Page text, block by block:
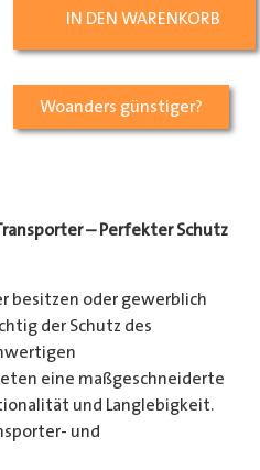
IN DEN WARENKORB
Woanders günstiger?
– Perfekter Schutz
besitzen oder gewerblich
der Schutz des
eine maßgeschneiderte
und Langlebigkeit.
und